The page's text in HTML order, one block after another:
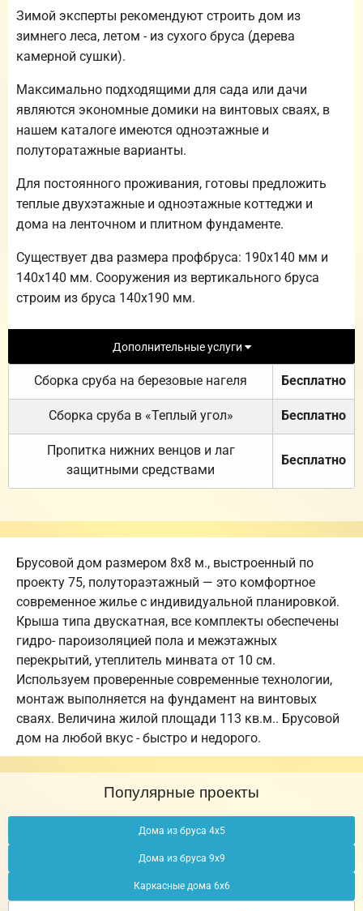
Зимой эксперты рекомендуют строить дом из
зимнего леса, летом - из сухого бруса (дерева
камерной сушки).
Максимально подходящими для сада или дачи
являются экономные домики на винтовых сваях, в
нашем каталоге имеются одноэтажные и
полуторатажные варианты.
Для постоянного проживания, готовы предложить
теплые двухэтажные и одноэтажные коттеджи и
дома на ленточном и плитном фундаменте.
Существует два размера профбруса: 190х140 мм и
140х140 мм. Сооружения из вертикального бруса
строим из бруса 140х190 мм.
Дополнительные услуги
Сборка сруба на березовые нагеля Бесплатно
Сборка сруба в «Теплый угол» Бесплатно
Пропитка нижних венцов и лаг
защитными средствами
Бесплатно
Брусовой дом размером 8х8 м., выстроенный по
проекту 75, полутораэтажный — это комфортное
современное жилье с индивидуальной планировкой.
Крыша типа двускатная, все комплекты обеспечены
гидро- пароизоляцией пола и межэтажных
перекрытий, утеплитель минвата от 10 см.
Используем проверенные современные технологии,
монтаж выполняется на фундамент на винтовых
сваях. Величина жилой площади 113 кв.м.. Брусовой
дом на любой вкус - быстро и недорого.
Популярные проекты
Дома из бруса 4х5
Дома из бруса 9х9
Каркасные дома 6х6